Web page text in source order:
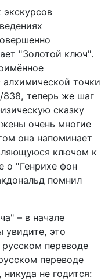
"Золотой ключ".
точки
теперь же шаг
сказку
очень многие
она напоминает
ключом к
о "Генрихе фон
помнил
– в начале
увидите, это
переводе
переводе
не годится: